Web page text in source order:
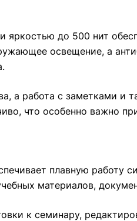
до 500 нит
освещение, а
а работа с заметками и
что особенно важно
плавную работу
материалов,
к семинару,